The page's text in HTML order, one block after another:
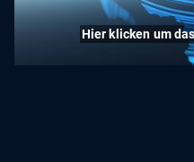
Hier klicken um